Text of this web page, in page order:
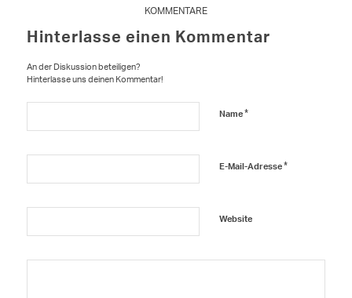
KOMMENTARE
Hinterlasse einen Kommentar
An der Diskussion beteiligen?
Hinterlasse uns deinen Kommentar!
Name*
E-Mail-Adresse*
Website